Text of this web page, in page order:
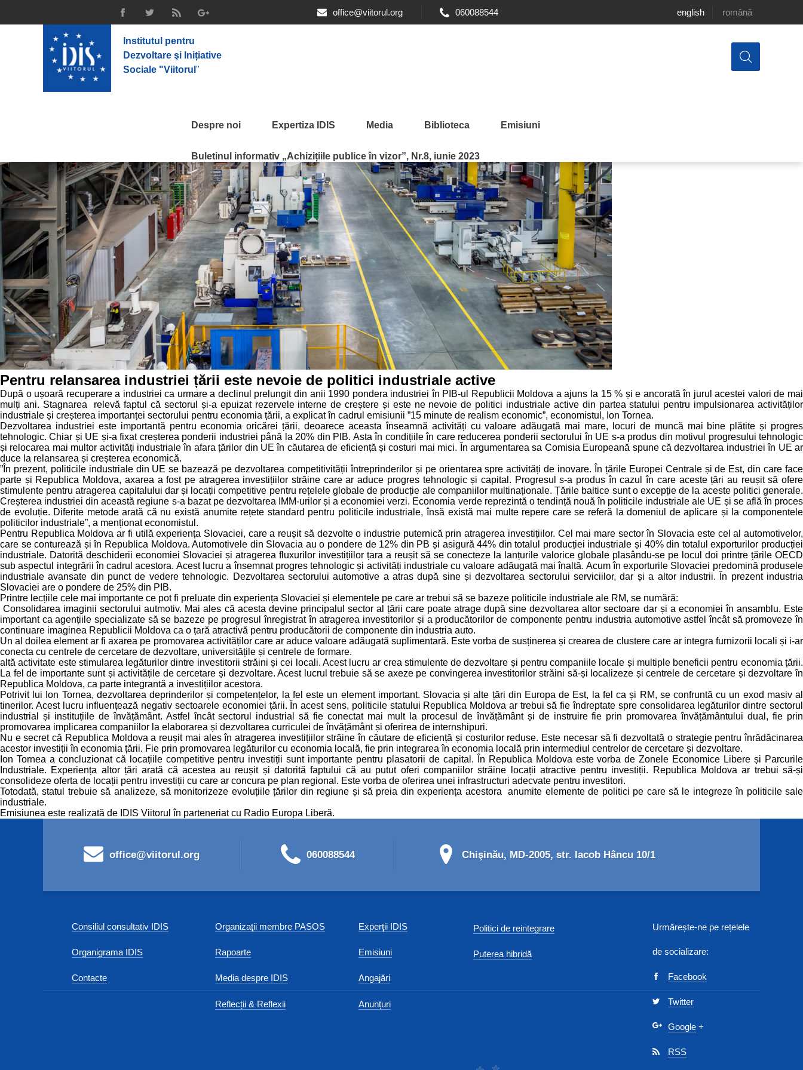
office@viitorul.org 060088544 english română
Institutul pentru
Dezvoltare şi Inițiative
Sociale "Viitorul "
Despre noi Expertiza IDIS Media Biblioteca Emisiuni
Buletinul informativ „Achizițiile publice în vizor”, Nr.8, iunie 2023
Pentru relansarea industriei țării este nevoie de politici industriale active
După o ușoară recuperare a industriei ca urmare a declinul prelungit din anii 1990 pondera industriei în PIB-ul Republicii Moldova a ajuns la 15 % și e ancorată în jurul acestei valori de mai
mulți ani. Stagnarea relevă faptul că sectorul și-a epuizat rezervele interne de creștere și este ne nevoie de politici industriale active din partea statului pentru impulsionarea activităților
industriale și creșterea importanței sectorului pentru economia țării, a explicat în cadrul emisiunii ”15 minute de realism economic”, economistul, Ion Tornea.
Dezvoltarea industriei este importantă pentru economia oricărei țării, deoarece aceasta înseamnă activități cu valoare adăugată mai mare, locuri de muncă mai bine plătite și progres
tehnologic. Chiar și UE și-a fixat creșterea ponderii industriei până la 20% din PIB. Asta în condițiile în care reducerea ponderii sectorului în UE s-a produs din motivul progresului tehnologic
și relocarea mai multor activități industriale în afara țărilor din UE în căutarea de eficiență și costuri mai mici. În argumentarea sa Comisia Europeană spune că dezvoltarea industriei în UE ar
duce la relansarea și creșterea economică.
”În prezent, politicile industriale din UE se bazează pe dezvoltarea competitivității întreprinderilor și pe orientarea spre activități de inovare. În țările Europei Centrale și de Est, din care face
parte și Republica Moldova, axarea a fost pe atragerea investițiilor străine care ar aduce progres tehnologic și capital. Progresul s-a produs în cazul în care aceste țări au reușit să ofere
stimulente pentru atragerea capitalului dar și locații competitive pentru rețelele globale de producție ale companiilor multinaționale. Țările baltice sunt o excepție de la aceste politici generale.
Creșterea industriei din această regiune s-a bazat pe dezvoltarea IMM-urilor și a economiei verzi. Economia verde reprezintă o tendință nouă în politicile industriale ale UE și se află în proces
de evoluție. Diferite metode arată că nu există anumite rețete standard pentru politicile industriale, însă există mai multe repere care se referă la domeniul de aplicare și la componentele
politicilor industriale”, a menționat economistul.
Pentru Republica Moldova ar fi utilă experiența Slovaciei, care a reușit să dezvolte o industrie puternică prin atragerea investițiilor. Cel mai mare sector în Slovacia este cel al automotivelor,
care se conturează și în Republica Moldova. Automotivele din Slovacia au o pondere de 12% din PB și asigură 44% din totalul producției industriale și 40% din totalul exporturilor producției
industriale. Datorită deschiderii economiei Slovaciei și atragerea fluxurilor investițiilor țara a reușit să se conecteze la lanțurile valorice globale plasându-se pe locul doi printre țările OECD
sub aspectul integrării în cadrul acestora. Acest lucru a însemnat progres tehnologic și activități industriale cu valoare adăugată mai înaltă. Acum în exporturile Slovaciei predomină produsele
industriale avansate din punct de vedere tehnologic. Dezvoltarea sectorului automotive a atras după sine și dezvoltarea sectorului serviciilor, dar și a altor industrii. În prezent industria
Slovaciei are o pondere de 25% din PIB.
Printre lecțiile cele mai importante ce pot fi preluate din experiența Slovaciei și elementele pe care ar trebui să se bazeze politicile industriale ale RM, se numără:
Consolidarea imaginii sectorului autmotiv. Mai ales că acesta devine principalul sector al țării care poate atrage după sine dezvoltarea altor sectoare dar și a economiei în ansamblu. Este
important ca agențiile specializate să se bazeze pe progresul înregistrat în atragerea investitorilor și a producătorilor de componente pentru industria automotive astfel încât să promoveze în
continuare imaginea Republicii Moldova ca o țară atractivă pentru producătorii de componente din industria auto.
Un al doilea element ar fi axarea pe promovarea activităților care ar aduce valoare adăugată suplimentară. Este vorba de susținerea și crearea de clustere care ar integra furnizorii locali și i-ar
conecta cu centrele de cercetare de dezvoltare, universitățile și centrele de formare.
altă activitate este stimularea legăturilor dintre investitorii străini și cei locali. Acest lucru ar crea stimulente de dezvoltare și pentru companiile locale și multiple beneficii pentru economia țării.
La fel de importante sunt și activitățile de cercetare și dezvoltare. Acest lucrul trebuie să se axeze pe convingerea investitorilor străini să-și localizeze și centrele de cercetare și dezvoltare în
Republica Moldova, ca parte integrantă a investițiilor acestora.
Potrivit lui Ion Tornea, dezvoltarea deprinderilor și competențelor, la fel este un element important. Slovacia și alte țări din Europa de Est, la fel ca și RM, se confruntă cu un exod masiv al
tinerilor. Acest lucru influențează negativ sectoarele economiei țării. În acest sens, politicile statului Republica Moldova ar trebui să fie îndreptate spre consolidarea legăturilor dintre sectorul
industrial și instituțiile de învățământ. Astfel încât sectorul industrial să fie conectat mai mult la procesul de învățământ și de instruire fie prin promovarea învățământului dual, fie prin
promovarea implicarea companiilor la elaborarea și dezvoltarea curriculei de învățământ și oferirea de internshipuri.
Nu e secret că Republica Moldova a reușit mai ales în atragerea investițiilor străine în căutare de eficiență și costurilor reduse. Este necesar să fi dezvoltată o strategie pentru înrădăcinarea
acestor investiții în economia țării. Fie prin promovarea legăturilor cu economia locală, fie prin integrarea în economia locală prin intermediul centrelor de cercetare și dezvoltare.
Ion Tornea a concluzionat că locațiile competitive pentru investiții sunt importante pentru plasatorii de capital. În Republica Moldova este vorba de Zonele Economice Libere și Parcurile
Industriale. Experiența altor țări arată că acestea au reușit și datorită faptului că au putut oferi companiilor străine locații atractive pentru investiții. Republica Moldova ar trebui să-și
consolideze oferta de locații pentru investiții cu care ar concura pe plan regional. Este vorba de oferirea unei infrastructuri adecvate pentru investitori.
Totodată, statul trebuie să analizeze, să monitorizeze evoluțiile țărilor din regiune și să preia din experiența acestora anumite elemente de politici pe care să le integreze în politicile sale
industriale.
Emisiunea este realizată de IDIS Viitorul în parteneriat cu Radio Europa Liberă.
office@viitorul.org 060088544 Chişinău, MD-2005, str. Iacob Hâncu 10/1
Consiliul consultativ IDIS
Organigrama IDIS
Contacte
Organizaţii membre PASOS
Rapoarte
Media despre IDIS
Reflecții & Reflexii
Experţii IDIS
Emisiuni
Angajări
Anunțuri
Politici de reintegrare
Puterea hibridă
Urmărește-ne pe rețelele
de socializare:
Facebook
Twitter
Google +
RSS